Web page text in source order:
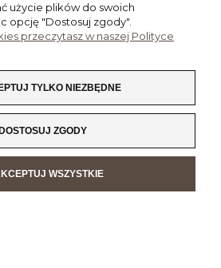
O NAS
WERSJĘ STRONY
użycie plików do swoich
opcję "Dostosuj zgody".
przeczytasz w naszej Polityce
TYLKO NIEZBĘDNE
DOSTOSUJ ZGODY
WSZYSTKIE